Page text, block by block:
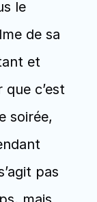
le
de sa
et
c’est
soirée,
pas